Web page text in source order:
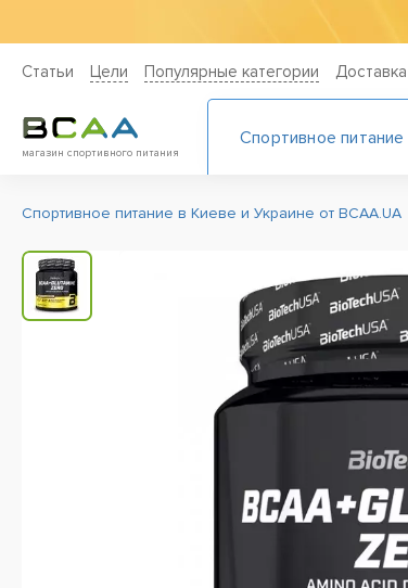
Статьи Цели Популярные категории
магазин спортивного питания
Спортивное питание
Спортивное питание в Киеве и Украине от BCAA.UA